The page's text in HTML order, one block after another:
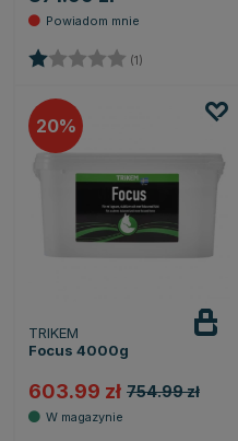
Ocena: (1)
20
TRIKEM
Focus 4000g
603.99 zł 754.99 zł